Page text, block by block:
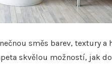
směs barev, textury
skvělou možností, jak